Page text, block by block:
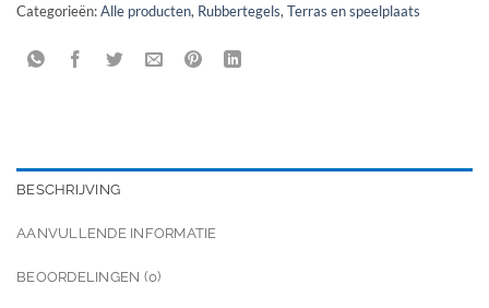
Categorieën:Alle producten, Rubbertegels, Terras en speelplaats
BESCHRIJVING
AANVULLENDE INFORMATIE
BEOORDELINGEN (0)